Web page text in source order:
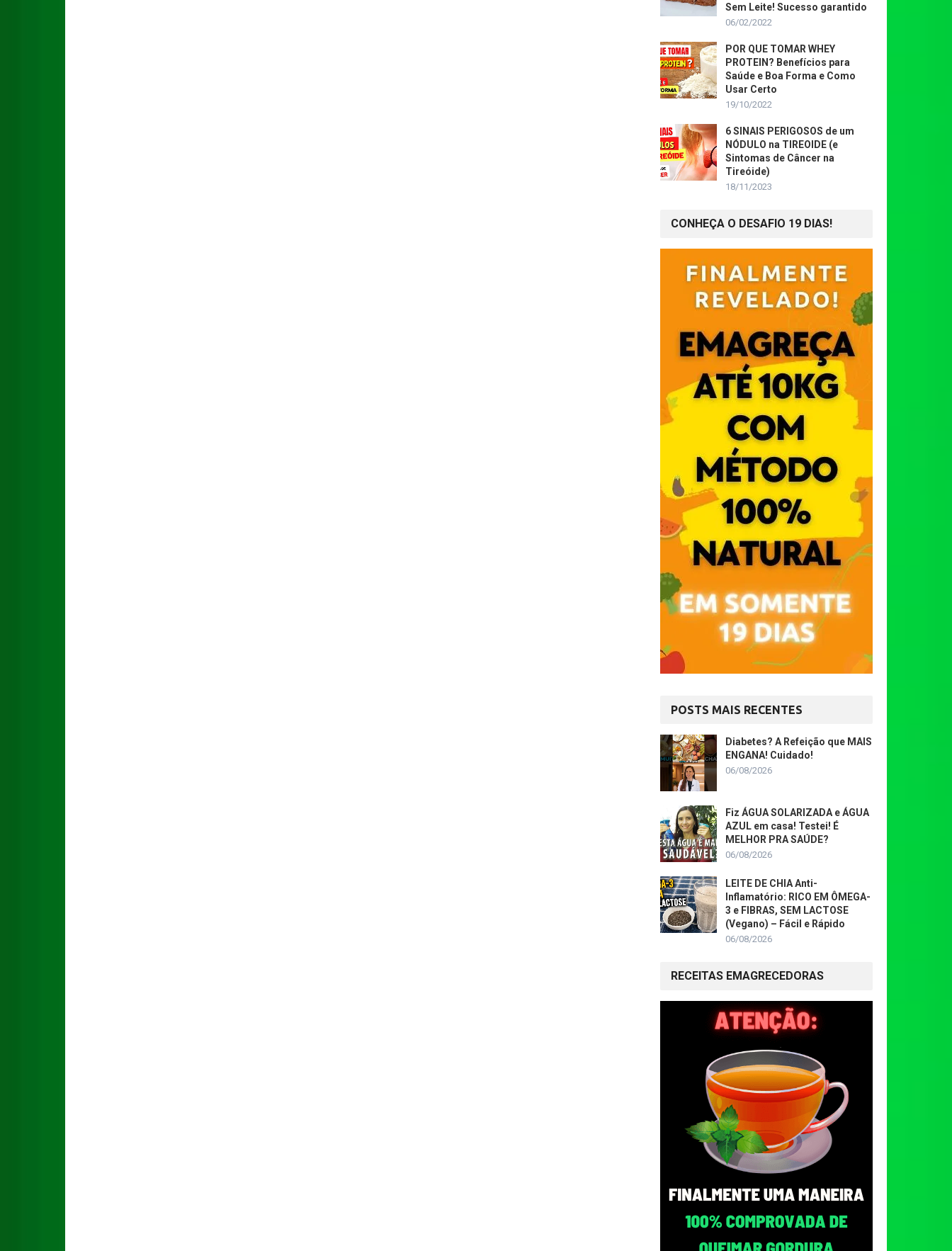
Sem Leite! Sucesso garantido
06/02/2022
POR QUE TOMAR WHEY
PROTEIN? Benefícios para
Saúde e Boa Forma e Como
Usar Certo
19/10/2022
6 SINAIS PERIGOSOS de um
NÓDULO na TIREOIDE (e
Sintomas de Câncer na
Tireóide)
18/11/2023
CONHEÇA O DESAFIO 19 DIAS!
POSTS MAIS RECENTES
Diabetes? A Refeição que MAIS
ENGANA! Cuidado!
06/08/2026
Fiz ÁGUA SOLARIZADA e ÁGUA
AZUL em casa! Testei! É
MELHOR PRA SAÚDE?
06/08/2026
LEITE DE CHIA Anti-
Inflamatório: RICO EM ÔMEGA-
3 e FIBRAS, SEM LACTOSE
(Vegano) – Fácil e Rápido
06/08/2026
RECEITAS EMAGRECEDORAS